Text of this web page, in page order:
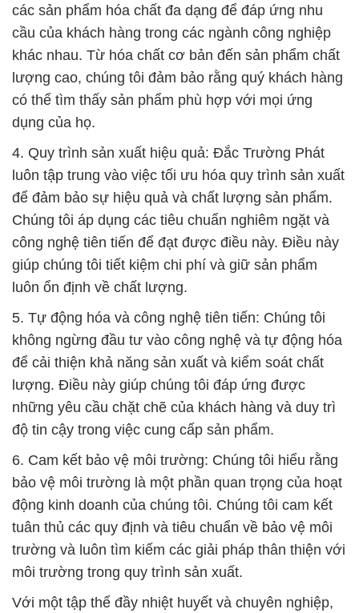
các sản phẩm hóa chất đa dạng để đáp ứng nhu
cầu của khách hàng trong các ngành công nghiệp
khác nhau. Từ hóa chất cơ bản đến sản phẩm chất
lượng cao, chúng tôi đảm bảo rằng quý khách hàng
có thể tìm thấy sản phẩm phù hợp với mọi ứng
dụng của họ.
4. Quy trình sản xuất hiệu quả: Đắc Trường Phát
luôn tập trung vào việc tối ưu hóa quy trình sản xuất
để đảm bảo sự hiệu quả và chất lượng sản phẩm.
Chúng tôi áp dụng các tiêu chuẩn nghiêm ngặt và
công nghệ tiên tiến để đạt được điều này. Điều này
giúp chúng tôi tiết kiệm chi phí và giữ sản phẩm
luôn ổn định về chất lượng.
5. Tự động hóa và công nghệ tiên tiến: Chúng tôi
không ngừng đầu tư vào công nghệ và tự động hóa
để cải thiện khả năng sản xuất và kiểm soát chất
lượng. Điều này giúp chúng tôi đáp ứng được
những yêu cầu chặt chẽ của khách hàng và duy trì
độ tin cậy trong việc cung cấp sản phẩm.
6. Cam kết bảo vệ môi trường: Chúng tôi hiểu rằng
bảo vệ môi trường là một phần quan trọng của hoạt
động kinh doanh của chúng tôi. Chúng tôi cam kết
tuân thủ các quy định và tiêu chuẩn về bảo vệ môi
trường và luôn tìm kiếm các giải pháp thân thiện với
môi trường trong quy trình sản xuất.
Với một tập thể đầy nhiệt huyết và chuyên nghiệp,